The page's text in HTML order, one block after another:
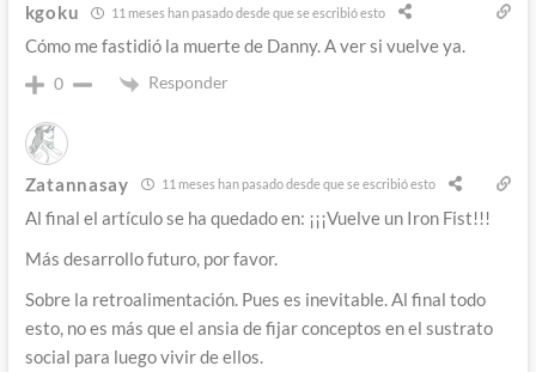
kgoku 11 meses han pasado desde que se escribió esto
Cómo me fastidió la muerte de Danny. A ver si vuelve ya.
0 Responder
Zatannasay 11 meses han pasado desde que se escribió esto
Al final el artículo se ha quedado en: ¡¡¡Vuelve un Iron Fist!!!
Más desarrollo futuro, por favor.
Sobre la retroalimentación. Pues es inevitable. Al final todo
esto, no es más que el ansia de fijar conceptos en el sustrato
social para luego vivir de ellos.